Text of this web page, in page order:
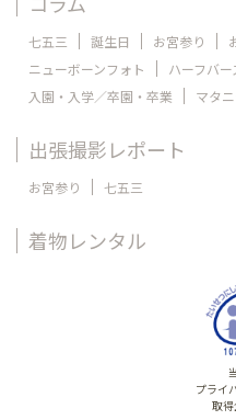
七五三 誕生日 お宮参り
ニューボーンフォト
ハーフバー
入園・入学／卒園・卒業
マタ
出張撮影レポート
お宮参り 七五三
着物レンタル
プライ
取